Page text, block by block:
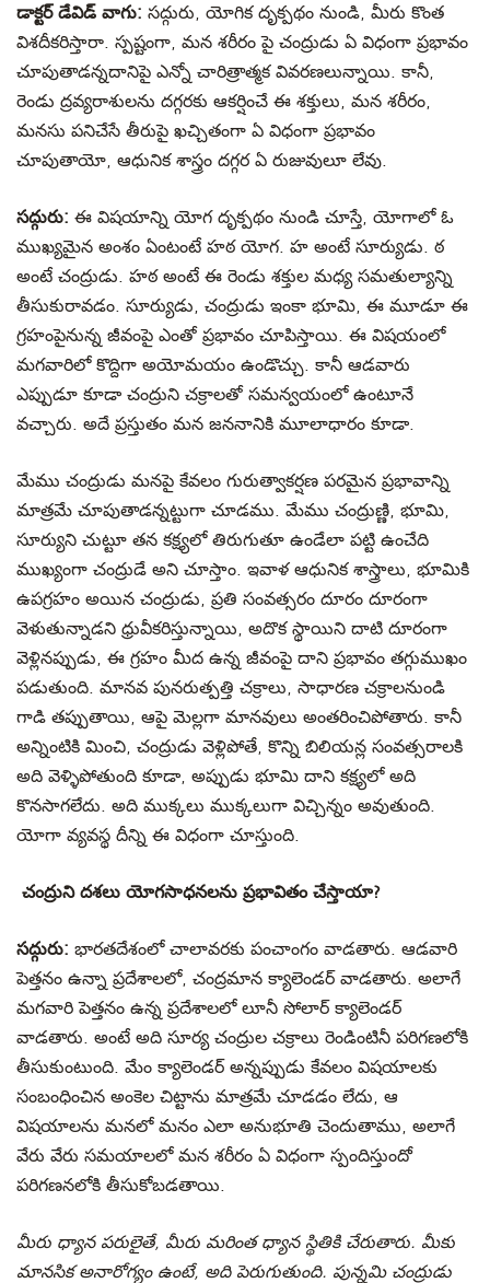
డాక్టర్ డేవిడ్ వాగు: సద్గురు, యోగిక దృక్పథం నుండి, మీరు కొంత
విశదీకరిస్తారా. స్పష్టంగా, మన శరీరం పై చంద్రుడు ఏ విధంగా ప్రభావం
చూపుతాడన్నదానిపై ఎన్నో చారిత్రాత్మక వివరణలున్నాయి. కానీ,
రెండు ద్రవ్యరాశులను దగ్గరకు ఆకర్షించే ఈ శక్తులు, మన శరీరం,
మనసు పనిచేసే తీరుపై ఖచ్చితంగా ఏ విధంగా ప్రభావం
చూపుతాయో, ఆధునిక శాస్త్రం దగ్గర ఏ రుజువులూ లేవు.
సద్గురు: ఈ విషయాన్ని యోగ దృక్పథం నుండి చూస్తే, యోగాలో ఓ
ముఖ్యమైన అంశం ఏంటంటే హఠ యోగ. హ అంటే సూర్యుడు. ఠ
అంటే చంద్రుడు. హఠ అంటే ఈ రెండు శక్తుల మధ్య సమతుల్యాన్ని
తీసుకురావడం. సూర్యుడు, చంద్రుడు ఇంకా భూమి, ఈ మూడూ ఈ
గ్రహంపైనున్న జీవంపై ఎంతో ప్రభావం చూపిస్తాయి. ఈ విషయంలో
మగవారిలో కొద్దిగా అయోమయం ఉండొచ్చు. కానీ ఆడవారు
ఎప్పుడూ కూడా చంద్రుని చక్రాలతో సమన్వయంలో ఉంటూనే
వచ్చారు. అదే ప్రస్తుతం మన జననానికి మూలాధారం కూడా.
మేము చంద్రుడు మనపై కేవలం గురుత్వాకర్షణ పరమైన ప్రభావాన్ని
మాత్రమే చూపుతాడన్నట్టుగా చూడము. మేము చంద్రుణ్ణి, భూమి,
సూర్యుని చుట్టూ తన కక్ష్యలో తిరుగుతూ ఉండేలా పట్టి ఉంచేది
ముఖ్యంగా చంద్రుడే అని చూస్తాం. ఇవాళ ఆధునిక శాస్త్రాలు, భూమికి
ఉపగ్రహం అయిన చంద్రుడు, ప్రతి సంవత్సరం దూరం దూరంగా
వెళుతున్నాడని ధ్రువీకరిస్తున్నాయి, అదొక స్థాయిని దాటి దూరంగా
వెళ్లినప్పుడు, ఈ గ్రహం మీద ఉన్న జీవంపై దాని ప్రభావం తగ్గుముఖం
పడుతుంది. మానవ పునరుత్పత్తి చక్రాలు, సాధారణ చక్రాలనుండి
గాడి తప్పుతాయి, ఆపై మెల్లగా మానవులు అంతరించిపోతారు. కానీ
అన్నింటికి మించి, చంద్రుడు వెళ్లిపోతే, కొన్ని బిలియన్ల సంవత్సరాలకి
అది వెళ్ళిపోతుంది కూడా, అప్పుడు భూమి దాని కక్ష్యలో అది
కొనసాగలేదు. అది ముక్కలు ముక్కలుగా విచ్చిన్నం అవుతుంది.
యోగా వ్యవస్థ దీన్ని ఈ విధంగా చూస్తుంది.
చంద్రుని దశలు యోగసాధనలను ప్రభావితం చేస్తాయా?
సద్గురు: భారతదేశంలో చాలావరకు పంచాంగం వాడతారు. ఆడవారి
పెత్తనం ఉన్నా ప్రదేశాలలో, చంద్రమాన క్యాలెండర్ వాడతారు. అలాగే
మగవారి పెత్తనం ఉన్న ప్రదేశాలలో లూనీ సోలార్ క్యాలెండర్
వాడతారు. అంటే అది సూర్య చంద్రుల చక్రాలు రెండింటినీ పరిగణలోకి
తీసుకుంటుంది. మేం క్యాలెండర్ అన్నప్పుడు కేవలం విషయాలకు
సంబంధించిన అంకెల చిట్టాను మాత్రమే చూడడం లేదు, ఆ
విషయాలను మనలో మనం ఎలా అనుభూతి చెందుతాము, అలాగే
వేరు వేరు సమయాలలో మన శరీరం ఏ విధంగా స్పందిస్తుందో
పరిగణనలోకి తీసుకోబడతాయి.
మీరు ధ్యాన పరులైతే, మీరు మరింత ధ్యాన స్థితికి చేరుతారు. మీకు
మానసిక అనారోగ్యం ఉంటే, అది పెరుగుతుంది. పున్నమి చంద్రుడు